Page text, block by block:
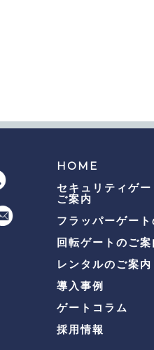
HOME
セキュリティゲー
ご案内
フラッパーゲート
回転ゲートのご案
レンタルのご案内
導入事例
ゲートコラム
採用情報